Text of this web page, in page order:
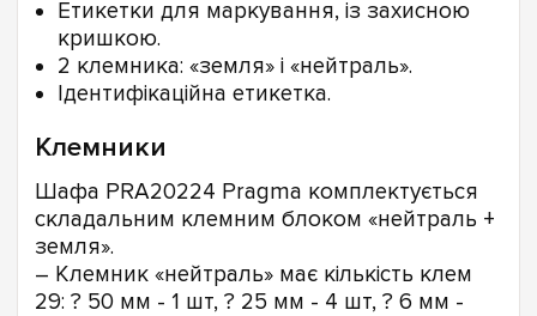
Етикетки для маркування, із захисною
кришкою.
2 клемника: «земля» і «нейтраль».
Ідентифікаційна етикетка.
Клемники
Шафа PRA20224 Pragma комплектується
складальним клемним блоком «нейтраль +
земля».
– Клемник «нейтраль» має кількість клем
29: ? 50 мм - 1 шт, ? 25 мм - 4 шт, ? 6 мм -